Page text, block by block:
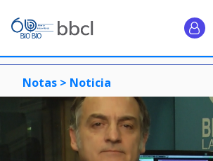
Notas > Noticia